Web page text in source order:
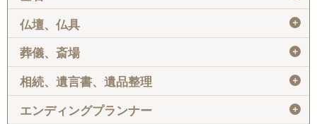
仏壇、仏具 ＋
葬儀、斎場 ＋
相続、遺言書、遺品整理 ＋
エンディングプランナー ＋